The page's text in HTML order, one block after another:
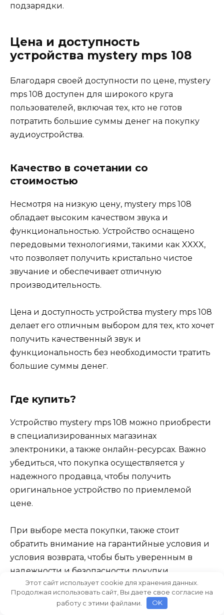
подзарядки.
Цена и доступность
устройства mystery mps 108
Благодаря своей доступности по цене, mystery
mps 108 доступен для широкого круга
пользователей, включая тех, кто не готов
потратить большие суммы денег на покупку
аудиоустройства.
Качество в сочетании со
стоимостью
Несмотря на низкую цену, mystery mps 108
обладает высоким качеством звука и
функциональностью. Устройство оснащено
передовыми технологиями, такими как XXXX,
что позволяет получить кристально чистое
звучание и обеспечивает отличную
производительность.
Цена и доступность устройства mystery mps 108
делает его отличным выбором для тех, кто хочет
получить качественный звук и
функциональность без необходимости тратить
большие суммы денег.
Где купить?
Устройство mystery mps 108 можно приобрести
в специализированных магазинах
электроники, а также онлайн-ресурсах. Важно
убедиться, что покупка осуществляется у
надежного продавца, чтобы получить
оригинальное устройство по приемлемой
цене.
При выборе места покупки, также стоит
обратить внимание на гарантийные условия и
условия возврата, чтобы быть уверенным в
надежности и безопасности покупки.
Итак, благодаря своей доступности и
отличному соотношению цены и качества,
Этот сайт использует cookie для хранения данных.
Продолжая использовать сайт, Вы даете свое согласие на
работу с этими файлами.
OK